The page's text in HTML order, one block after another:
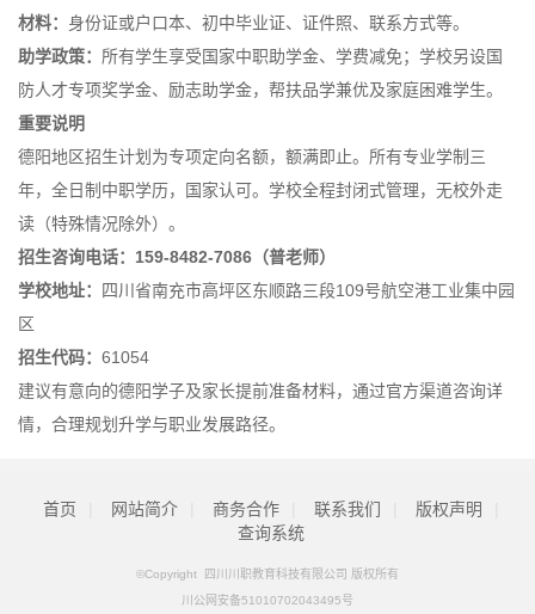
材料： 身份证或户口本、初中毕业证、证件照、联系方式等。
助学政策： 所有学生享受国家中职助学金、学费减免；学校另设国
防人才专项奖学金、励志助学金，帮扶品学兼优及家庭困难学生。
重要说明
德阳地区招生计划为专项定向名额，额满即止。所有专业学制三
年，全日制中职学历，国家认可。学校全程封闭式管理，无校外走
读（特殊情况除外）。
招生咨询电话：159-8482-7086（普老师）
学校地址：
四川省南充市高坪区东顺路三段109号航空港工业集中园
区
招生代码： 61054
建议有意向的德阳学子及家长提前准备材料，通过官方渠道咨询详
情，合理规划升学与职业发展路径。
首页 网站简介 商务合作 联系我们 版权声明
查询系统
©Copyright 四川川职教育科技有限公司 版权所有
川公网安备51010702043495号